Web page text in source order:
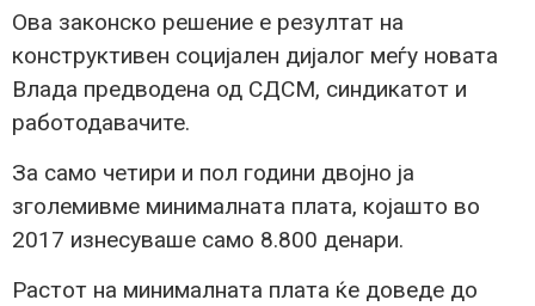
Ова законско решение е резултат на
конструктивен социјален дијалог меѓу новата
Влада предводена од СДСМ, синдикатот и
работодавачите.
За само четири и пол години двојно ја
зголемивме минималната плата, којашто во
2017 изнесуваше само 8.800 денари.
Растот на минималната плата ќе доведе до